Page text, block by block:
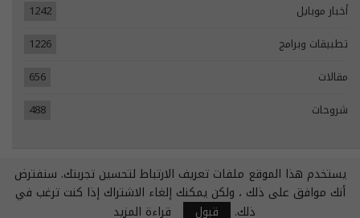
أخبار موبايل
1242
تطبيقات وبرامج
1226
مقالات
656
شروحات
488
© 2026 - جميع الحقوق محفوظة.
تصميم مواقع انترنت: Tecomsa
يستخدم هذا الموقع ملفات تعريف الارتباط لتحسين تجربتك. سنفترض
أنك موافق على ذلك ، ولكن يمكنك إلغاء الاشتراك إذا كنت ترغب في
ذلك.
قبول قراءة المزيد